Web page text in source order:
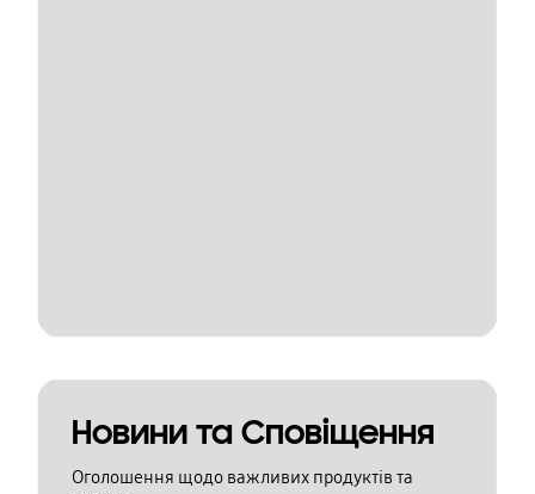
Новини та Сповіщення
Оголошення щодо важливих продуктів та